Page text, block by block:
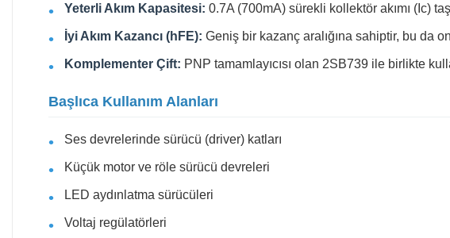
Yeterli Akım Kapasitesi: 0.7A (700mA) sürekli kollektör akımı (Ic)
İyi Akım Kazancı (hFE): Geniş bir kazanç aralığına sahiptir, bu da
Komplementer Çift: PNP tamamlayıcısı olan 2SB739 ile birlikte
Başlıca Kullanım Alanları
Ses devrelerinde sürücü (driver) katları
Küçük motor ve röle sürücü devreleri
LED aydınlatma sürücüleri
Voltaj regülatörleri